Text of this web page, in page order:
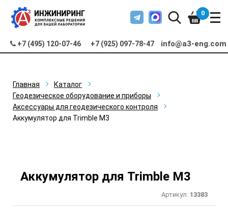
+7 (495) 120-07-46 +7 (925) 097-78-47 info@a3-eng.com
0
Главная
Каталог
Геодезическое оборудование и приборы
Аксессуары для геодезического контроля
Аккумулятор для Trimble M3
Аккумулятор для Trimble M3
Артикул: 13383